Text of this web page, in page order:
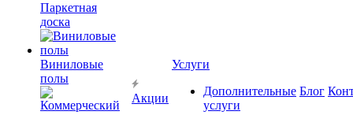
Паркетная
доска
Виниловые
полы
Акции
Услуги
Дополнительные
услуги
Блог